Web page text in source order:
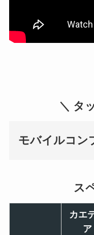
＼ タ
モバイルコン
ス
カエ
ア